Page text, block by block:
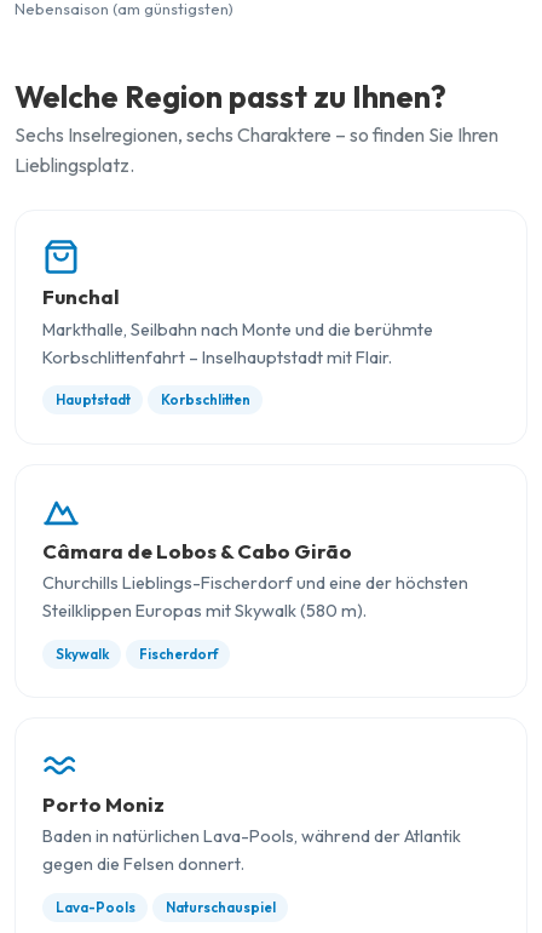
Nebensaison (am günstigsten)
Welche Region passt zu Ihnen?
Sechs Inselregionen, sechs Charaktere – so finden Sie Ihren
Lieblingsplatz.
Funchal
Markthalle, Seilbahn nach Monte und die berühmte
Korbschlittenfahrt – Inselhauptstadt mit Flair.
Hauptstadt Korbschlitten
Câmara de Lobos & Cabo Girão
Churchills Lieblings-Fischerdorf und eine der höchsten
Steilklippen Europas mit Skywalk (580 m).
Skywalk Fischerdorf
Porto Moniz
Baden in natürlichen Lava-Pools, während der Atlantik
gegen die Felsen donnert.
Lava-Pools Naturschauspiel